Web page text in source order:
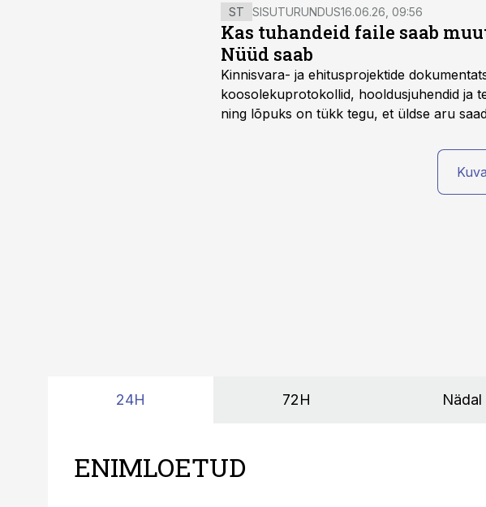
ST SISUTURUNDUS16.06.26, 09:56
Kas tuhandeid faile saab
Nüüd saab
Kinnisvara- ja ehitusprojektide
koosolekuprotokollid, hooldusjuhendid ja
ning lõpuks on tükk tegu, et üldse aru
24H 72H Nädal
ENIMLOETUD